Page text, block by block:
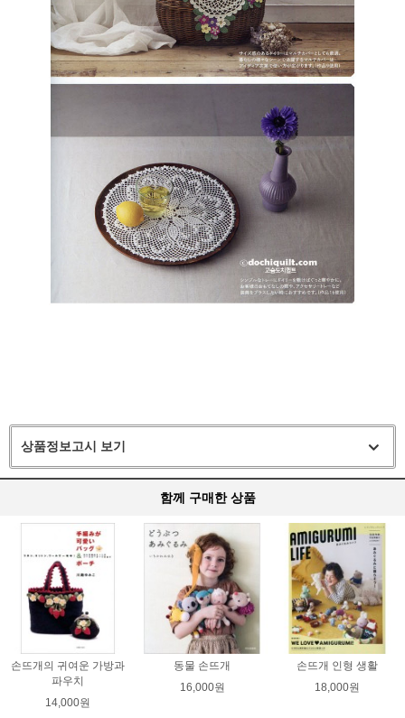
상품정보고시 보기
함께 구매한 상품
손뜨개의 귀여운 가방과
파우치
14,000원
동물 손뜨개
16,000원
손뜨개 인형 생활
18,000원